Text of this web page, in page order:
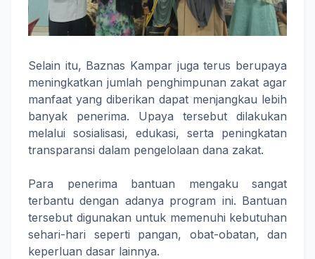
Selain itu, Baznas Kampar juga terus berupaya
meningkatkan jumlah penghimpunan zakat agar
manfaat yang diberikan dapat menjangkau lebih
banyak penerima. Upaya tersebut dilakukan
melalui sosialisasi, edukasi, serta peningkatan
transparansi dalam pengelolaan dana zakat.
Para penerima bantuan mengaku sangat
terbantu dengan adanya program ini. Bantuan
tersebut digunakan untuk memenuhi kebutuhan
sehari-hari seperti pangan, obat-obatan, dan
keperluan dasar lainnya.